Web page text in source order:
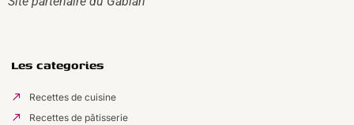
Les categories
Recettes de cuisine
Recettes de pâtisserie